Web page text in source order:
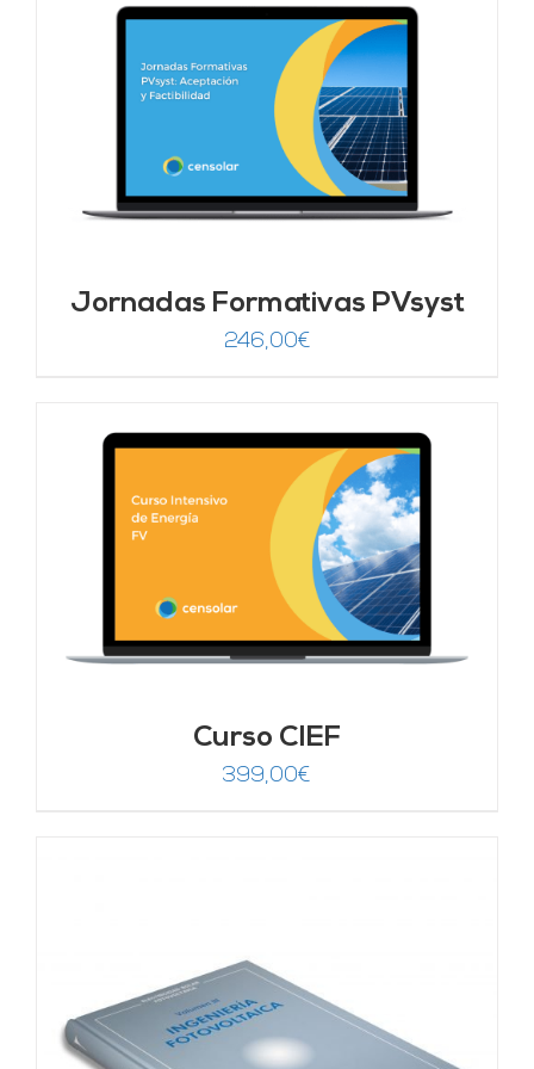
1.250,00€.625,00€.
Jornadas Formativas PVsyst
246,00€
Curso CIEF
399,00€